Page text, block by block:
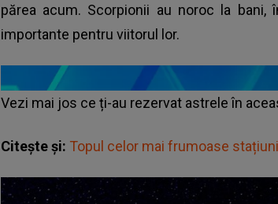
părea acum. Scorpionii au noroc la
importante pentru viitorul lor.
Vezi mai jos ce ți-au rezervat astrele în
Citește și: Topul celor mai frumoase